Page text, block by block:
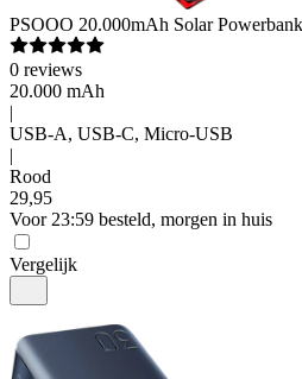
PSOOO 20.000mAh Solar
0 reviews
20.000 mAh
|
USB-A, USB-C, Micro-USB
|
Rood
29,95
Voor 23:59 besteld, morgen in huis
Vergelijk